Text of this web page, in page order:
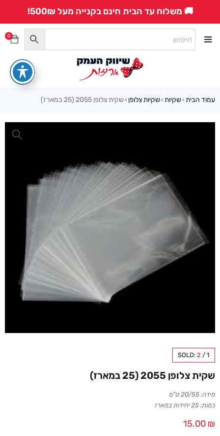
🚚 משלוח עד הבית חינם בקנייה מעל 500₪!
0
עמוד הבית ›שקיות ›שקיות צלופן › שקית צלופן 2055 (25 במארז)
SOLD: 2 / 1
שקית צלופן 2055 (25 במארז)
מידה: 20/55 ס”מ
כמות: 25 יחידות במארז
15.00 ₪